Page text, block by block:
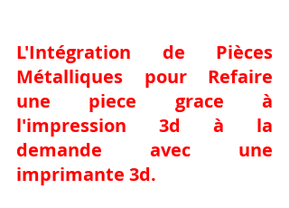
L'Intégration de Pièces
Métalliques pour Refaire
une piece grace à
l'impression 3d à la
demande avec une
imprimante 3d.